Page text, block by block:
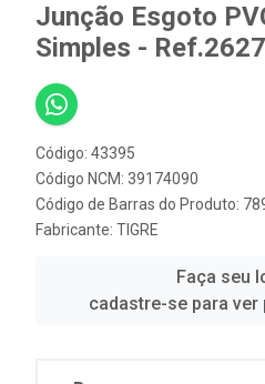
Junção Esgoto
Simples -
Código: 43395
Código NCM: 39174090
Código de Barras do Produto:
Fabricante: TIGRE
Faça seu
cadastre-se para